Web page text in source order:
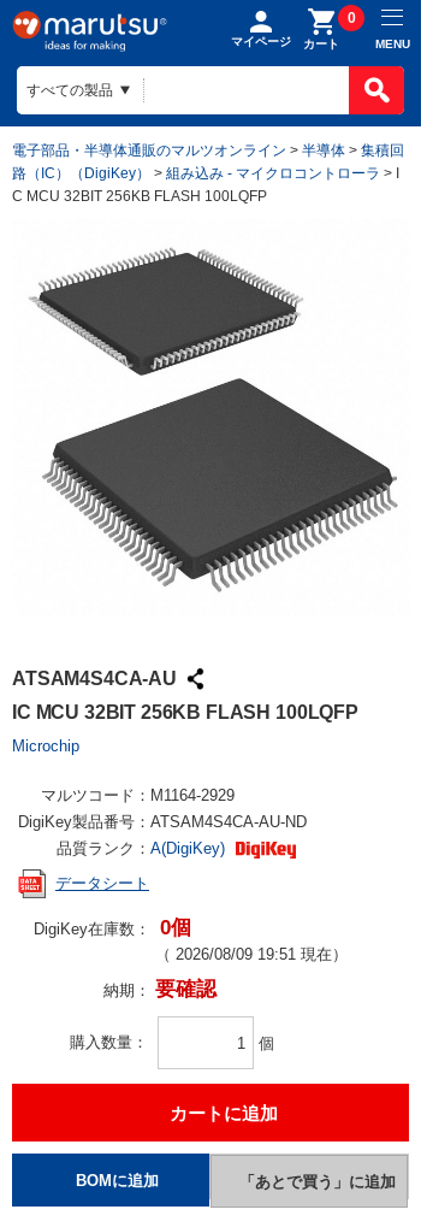
マイページ カート
0
MENU
電子部品・半導体通販のマルツオンライン > 半導体 > 集積回
路（IC）（DigiKey）
> 組み込み - マイクロコントローラ > I
C MCU 32BIT 256KB FLASH 100LQFP
ATSAM4S4CA-AU
IC MCU 32BIT 256KB FLASH 100LQFP
Microchip
マルツコード： M1164-2929
DigiKey製品番号： ATSAM4S4CA-AU-ND
品質ランク： A(DigiKey)
データシート
DigiKey在庫数： 0個
（ 2026/08/09 19:51 現在）
納期： 要確認
購入数量 個